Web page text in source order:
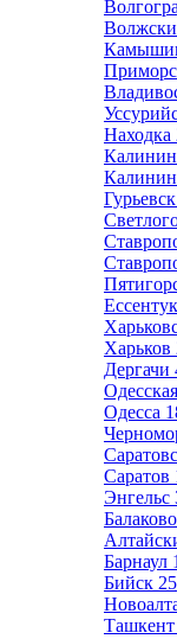
Находка
Гурьевск
Харьков
Дергачи
Одесса
Саратов
Энгельс
Балаково
Барнаул
Бийск 25
Ташкент